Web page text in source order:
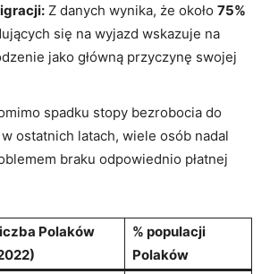
Z danych wynika, że około 75%
się na wyjazd wskazuje na
jako główną przyczynę swojej
spadku stopy bezrobocia do
w ostatnich latach, wiele osób nadal
braku odpowiednio płatnej
Polaków
% populacji
Polaków